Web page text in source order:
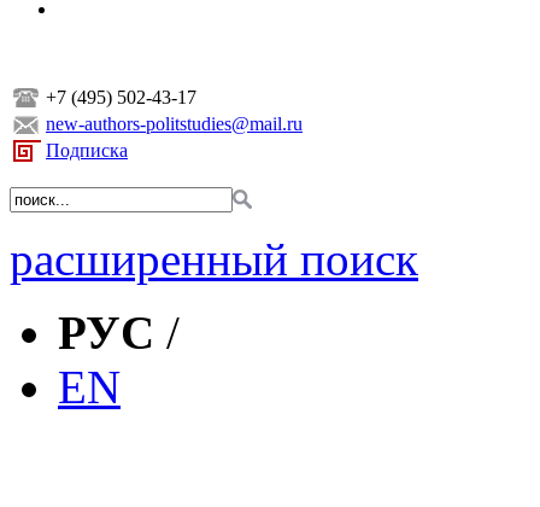
+7 (495) 502-43-17
new-authors-politstudies@mail.ru
Подписка
расширенный поиск
РУС /
EN